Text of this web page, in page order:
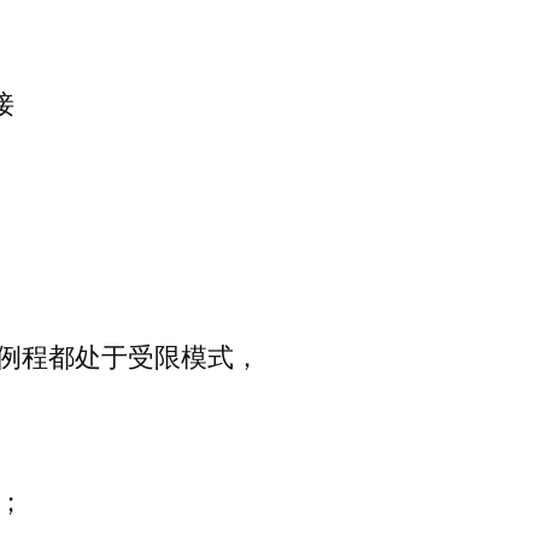
程都处于受限模式，